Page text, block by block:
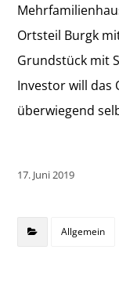
Ortsteil Burgk
Grundstück mit
Investor will das
überwiegend
17. Juni 2019
Allgemein